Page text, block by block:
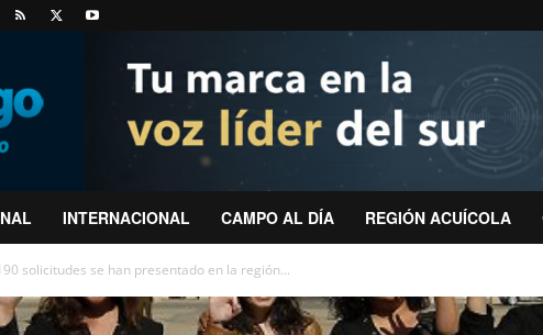
INTERNACIONAL CAMPO AL DÍA REGIÓN ACUÍCOLA
solicitudes se han presentado en la región...